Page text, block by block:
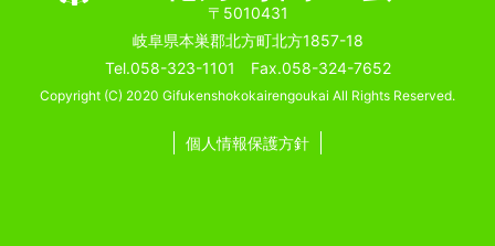
〒5010431
岐阜県本巣郡北方町北方1857-18
Tel.058-323-1101 Fax.058-324-7652
Copyright (C) 2020 Gifukenshokokairengoukai All Rights Reserved.
個人情報保護方針